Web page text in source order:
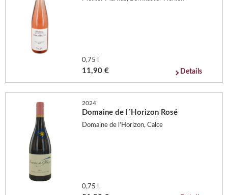
0,75 l
11,90 € Details
2024
Domaine de l´Horizon Rosé
Domaine de l'Horizon, Calce
0,75 l